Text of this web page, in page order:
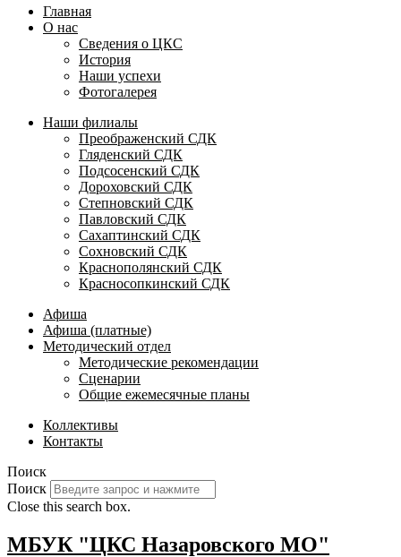
Главная
О нас
Сведения о ЦКС
История
Наши успехи
Фотогалерея
Наши филиалы
Преображенский СДК
Гляденский СДК
Подсосенский СДК
Дороховский СДК
Степновский СДК
Павловский СДК
Сахаптинский СДК
Сохновский СДК
Краснополянский СДК
Красносопкинский СДК
Афиша
Афиша (платные)
Методический отдел
Методические рекомендации
Сценарии
Общие ежемесячные планы
Коллективы
Контакты
Поиск
Поиск
Close this search box.
МБУК "ЦКС Назаровского МО"